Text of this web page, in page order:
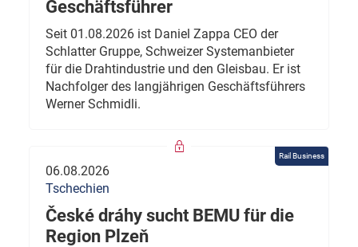
Geschäftsführer
Seit 01.08.2026 ist Daniel Zappa CEO der
Schlatter Gruppe, Schweizer Systemanbieter
für die Drahtindustrie und den Gleisbau. Er ist
Nachfolger des langjährigen Geschäftsführers
Werner Schmidli.
Rail Business
06.08.2026
Tschechien
České dráhy sucht BEMU für die
Region Plzeň